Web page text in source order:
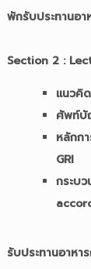
พักรับประทานอา
Section 2 :
แนวคิ
ศัพท์บั
หลักก
GRI
กระบ
รับประทานอาหา